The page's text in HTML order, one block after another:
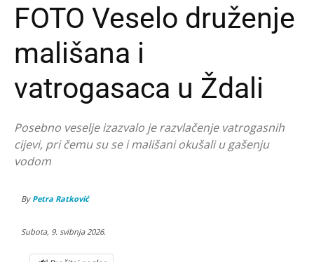
FOTO Veselo druženje
mališana i
vatrogasaca u Ždali
Posebno veselje izazvalo je razvlačenje vatrogasnih
cijevi, pri čemu su se i mališani okušali u gašenju
vodom
By Petra Ratković
Subota, 9. svibnja 2026.